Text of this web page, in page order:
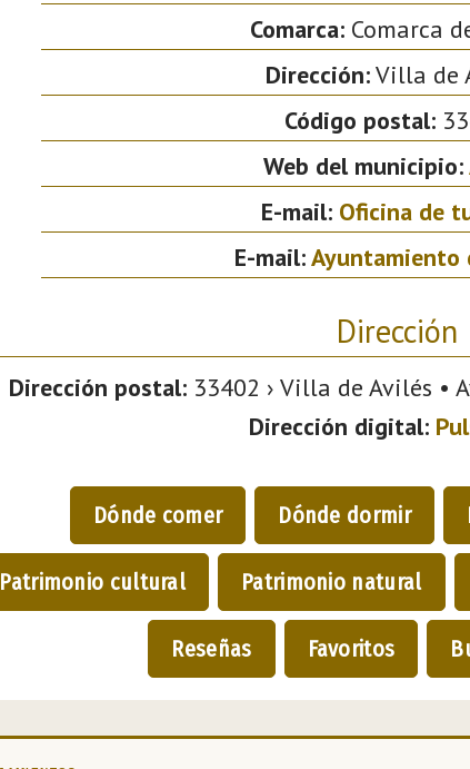
Comarca:Comarca
Dirección:Villa de
Código postal:
Web del municipio:
E-mail: Oficina de
E-mail:Ayuntamiento
Dirección
Dirección postal:33402 › Villa de Avilés •
Dirección digital:
Dónde comer Dónde dormir
Patrimonio cultural Patrimonio natural
Reseñas Favoritos